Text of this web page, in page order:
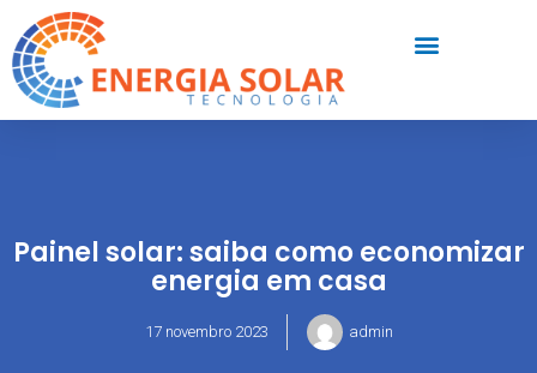
Painel solar: saiba como economizar
energia em casa
17 novembro 2023 admin